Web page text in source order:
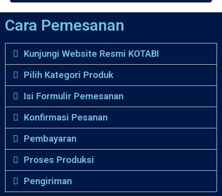
Cara Pemesanan
Kunjungi Website Resmi KOTABI
Pilih Kategori Produk
Isi Formulir Pemesanan
Konfirmasi Pesanan
Pembayaran
Proses Produksi
Pengiriman